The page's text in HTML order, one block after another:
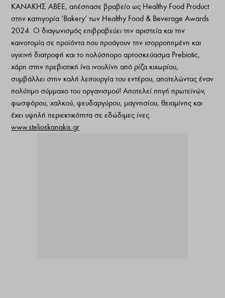
ΚΑΝΑΚΗΣ ΑΒΕΕ, απέσπασε βραβείο ως Healthy Food Product
στην κατηγορία ‘Bakery’ των Healthy Food & Beverage Awards
2024. O διαγωνισμός επιβραβεύει την αριστεία και την
καινοτομία σε προϊόντα που προάγουν την ισορροπημένη και
υγιεινή διατροφή και το πολύσπορο αρτοσκεύασμα Prebiotic,
χάρη στην πρεβιοτική ίνα ινουλίνη από ρίζα κιχωρίου,
συμβάλλει στην καλή λειτουργία του εντέρου, αποτελώντας έναν
πολύτιμο σύμμαχο του οργανισμού! Αποτελεί πηγή πρωτεϊνών,
φωσφόρου, χαλκού, ψευδαργύρου, μαγνησίου, θειαμίνης και
έχει υψηλή περιεκτικότητα σε εδώδιμες ίνες.
www.stelioskanakis.gr